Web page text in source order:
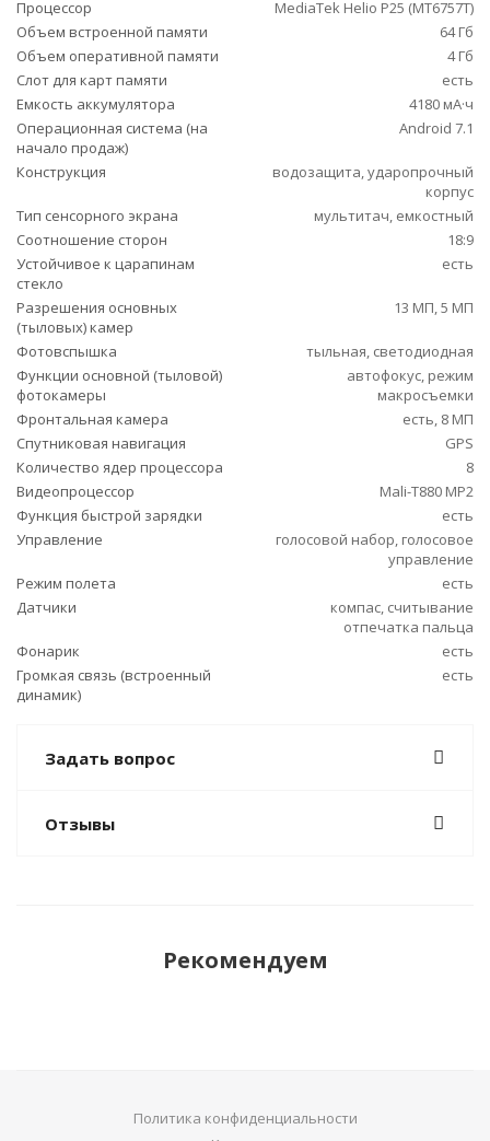
Процессор
MediaTek Helio P25 (MT6757T)
Объем встроенной памяти
64 Гб
Объем оперативной памяти
4 Гб
Слот для карт памяти
есть
Емкость аккумулятора
4180 мА·ч
Операционная система (на
начало продаж)
Android 7.1
Конструкция
водозащита, ударопрочный
корпус
Тип сенсорного экрана
мультитач, емкостный
Соотношение сторон
18:9
Устойчивое к царапинам
стекло
есть
Разрешения основных
(тыловых) камер
13 МП, 5 МП
Фотовспышка
тыльная, светодиодная
Функции основной (тыловой)
фотокамеры
автофокус, режим
макросъемки
Фронтальная камера
есть, 8 МП
Спутниковая навигация
GPS
Количество ядер процессора
8
Видеопроцессор
Mali-T880 MP2
Функция быстрой зарядки
есть
Управление
голосовой набор, голосовое
управление
Режим полета
есть
Датчики
компас, считывание
отпечатка пальца
Фонарик
есть
Громкая связь (встроенный
динамик)
есть
Задать вопрос
Отзывы
Рекомендуем
Политика конфиденциальности